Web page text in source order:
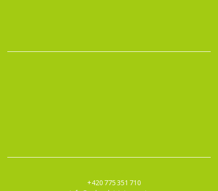
+420 775 351 710